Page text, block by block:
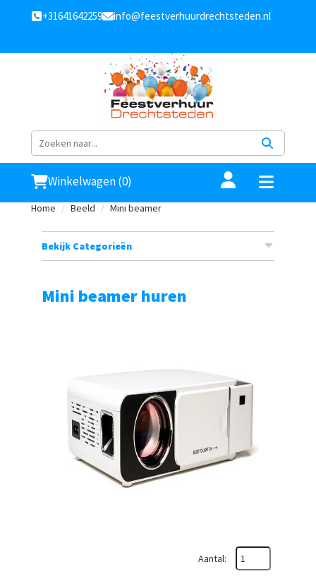
+31641642259 info@feestverhuurdrechtsteden.nl
Winkelwagen (0)
Home Beeld Mini beamer
Bekijk Categorieën
Mini beamer huren
Aantal: